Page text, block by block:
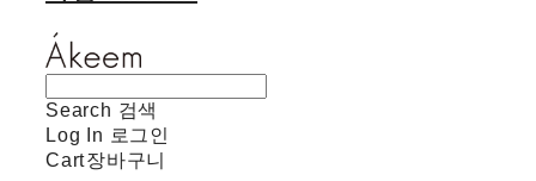
Search 검색
Log In 로그인
Cart장바구니